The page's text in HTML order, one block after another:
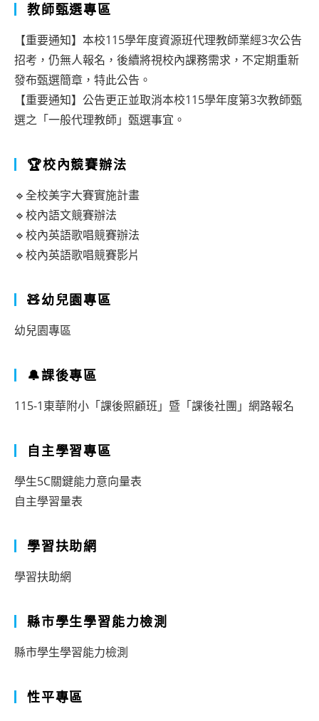
教師甄選專區
【重要通知】本校115學年度資源班代理教師業經3次公告
招考，仍無人報名，後續將視校內課務需求，不定期重新
發布甄選簡章，特此公告。
【重要通知】公告更正並取消本校115學年度第3次教師甄
選之「一般代理教師」甄選事宜。
🏆校內競賽辦法
🔹全校美字大賽實施計畫
🔹校內語文競賽辦法
🔹校內英語歌唱競賽辦法
🔹校內英語歌唱競賽影片
🧸幼兒園專區
幼兒園專區
🔔課後專區
115-1東華附小「課後照顧班」暨「課後社團」網路報名
自主學習專區
學生5C關鍵能力意向量表
自主學習量表
學習扶助網
學習扶助網
縣市學生學習能力檢測
縣市學生學習能力檢測
性平專區